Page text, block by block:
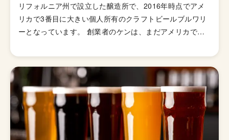
リフォルニア州で設立した醸造所で、2016年時点でアメ
リカで3番目に大きい個人所有のクラフトビールブルワリ
ーとなっています。 創業者のケンは、まだアメリカで自
ョップを開業しました。 そして、1978年シエラネバダ山
脈を登山旅行した時に「醸造所を立てる」というアイデア
を決心し、1980年にリサイクルされた設備などを再利用
して醸造所をゼロから建設しました。 1980年11月21日に
アメリカ産ホップの代表とも言える「カスケードホップ」
が誕生。このカスケードホップを使用し、柑橘系の香り高
いシエラネバダペールエールが生まれます。 シエラネバ